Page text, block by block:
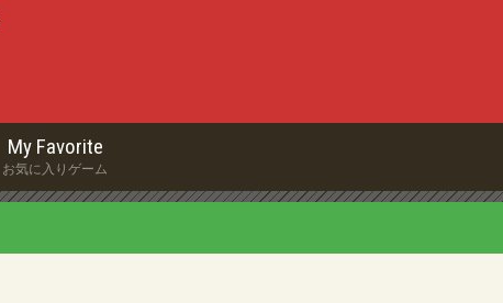
My Favorite
お気に入りゲーム